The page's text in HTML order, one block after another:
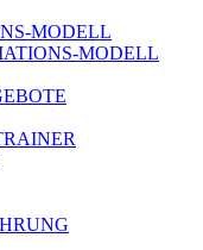
MODELL
MODELL